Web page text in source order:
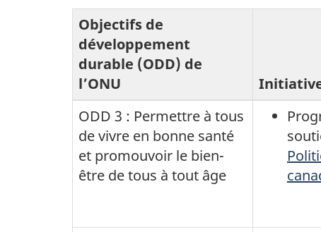
Objectifs de
développement
durable (ODD) de
l’ONU
ODD 3 : Permettre à tous
de vivre en bonne santé
et promouvoir le bien-
être de tous à tout âge